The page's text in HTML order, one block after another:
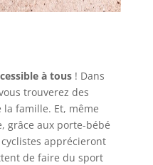
à tous! Dans
trouverez des
famille. Et, même
grâce aux porte-bébé
apprécieront
de faire du sport